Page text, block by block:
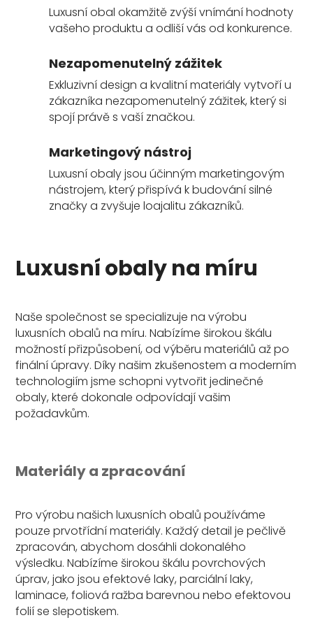
Luxusní obal okamžitě zvýší vnímání hodnoty
vašeho produktu a odliší vás od konkurence.
Nezapomenutelný zážitek
Exkluzivní design a kvalitní materiály vytvoří u
zákazníka nezapomenutelný zážitek, který si
spojí právě s vaší značkou.
Marketingový nástroj
Luxusní obaly jsou účinným marketingovým
nástrojem, který přispívá k budování silné
značky a zvyšuje loajalitu zákazníků.
Luxusní obaly na míru
Naše společnost se specializuje na výrobu
luxusních obalů na míru. Nabízíme širokou škálu
možností přizpůsobení, od výběru materiálů až po
finální úpravy. Díky našim zkušenostem a moderním
technologiím jsme schopni vytvořit jedinečné
obaly, které dokonale odpovídají vašim
požadavkům.
Materiály a zpracování
Pro výrobu našich luxusních obalů používáme
pouze prvotřídní materiály. Každý detail je pečlivě
zpracován, abychom dosáhli dokonalého
výsledku. Nabízíme širokou škálu povrchových
úprav, jako jsou efektové laky, parciální laky,
laminace, foliová ražba barevnou nebo efektovou
folií se slepotiskem.